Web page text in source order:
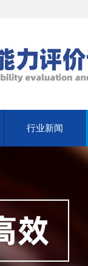
行业新闻